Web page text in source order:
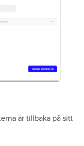
är tillbaka på sitt